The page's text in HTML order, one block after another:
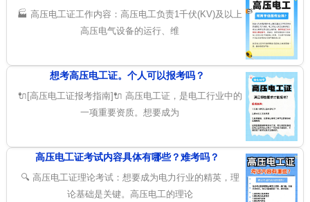
🏭 高压电工证工作内容：高压电工负责1千伏(KV)及以上
高压电气设备的运行、维
想考高压电工证。个人可以报考吗？
🔌[高压电工证报考指南]🔌 高压电工证，是电工行业中的
一项重要资质。想要成为
高压电工证考试内容具体有哪些？难考吗？
🔍 高压电工证理论考试：想要成为电力行业的精英，理
论基础是关键。高压电工的理论